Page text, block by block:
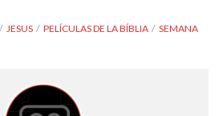
JESUS PELÍCULAS DE LA BÍBLIA
SEMANA